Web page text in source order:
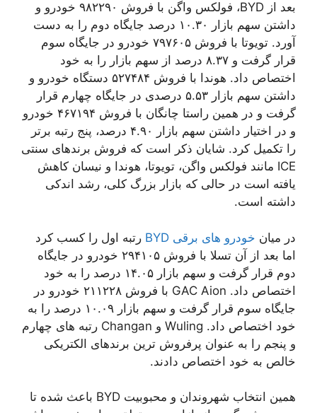
بعد از BYD، فولکس واگن با فروش ۹۸۲۲۹۰ خودرو و
داشتن سهم بازار ۱۰.۳۰ درصد جایگاه دوم را به دست
آورد. تویوتا با فروش ۷۹۷۶۰۵ خودرو در جایگاه سوم
قرار گرفت و ۸.۳۷ درصد از سهم بازار را به خود
اختصاص داد. هوندا با فروش ۵۲۷۴۸۴ دستگاه خودرو و
داشتن سهم بازار ۵.۵۳ درصدی در جایگاه چهارم قرار
گرفت و در همین راستا چانگان با فروش ۴۶۷۱۹۴ خودرو
و در اختیار داشتن سهم بازار ۴.۹۰ درصد، پنج رتبه برتر
را تکمیل کرد. شایان ذکر است که فروش برندهای سنتی
ICE مانند فولکس واگن، تویوتا، هوندا و نیسان کاهش
یافته است در حالی که بازار بزرگ کلی، رشد اندکی
داشته است.
در میان خودرو های برقی BYD
رتبه اول را کسب کرد
اما بعد از آن تسلا با فروش ۲۹۴۱۰۵ خودرو در جایگاه
دوم قرار گرفت و سهم بازار ۱۴.۰۵ درصد را به خود
اختصاص داد. GAC Aion با فروش ۲۱۱۲۲۸ خودرو در
جایگاه سوم قرار گرفت و سهم بازار ۱۰.۰۹ درصد را به
خود اختصاص داد. Wuling و Changan رتبه های چهارم
و پنجم را به عنوان پرفروش ترین برندهای الکتریکی
خالص به خود اختصاص دادند.
همین انتخاب شهروندان و محبوبیت BYD باعث شده تا